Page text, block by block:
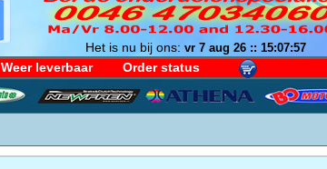
Het is nu bij ons: vr 7 aug 26 :: 15:07:58
Weer leverbaar Order status